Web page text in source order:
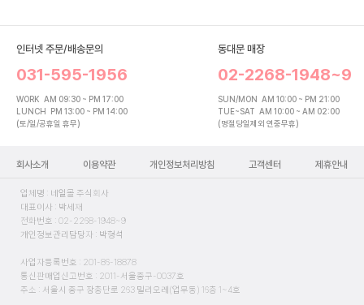
인터넷 주문/배송문의
031-595-1956
WORK AM 09:30 ~ PM 17:00
LUNCH PM 13:00 ~ PM 14:00
(토/일/공휴일 휴무)
동대문 매장
02-2268-1948~9
SUN/MON AM 10:00 ~ PM 21:00
TUE~SAT AM 10:00 ~ AM 02:00
(명절당일제외 연중무휴)
회사소개 이용약관 개인정보처리방침 고객센터 제휴안내
업체명 : 네일몰 주식회사
대표이사 : 박세재
전화번호 : 02-2268-1948~9
개인정보관리담당자 : 박형석
사업자등록번호 : 201-86-18878
통신판매업신고번호 : 2011-서울중구-0037호
주소 : 서울시 중구 장충단로 263 밀리오레(업무동) 16층 1~4호